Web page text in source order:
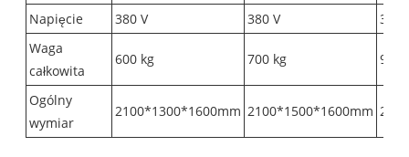
Napięcie 380 V 380 V
380
Waga
całkowita
600 kg 700 kg 900
Ogólny
wymiar
2100*1300*1600mm 2100*1500*1600mm